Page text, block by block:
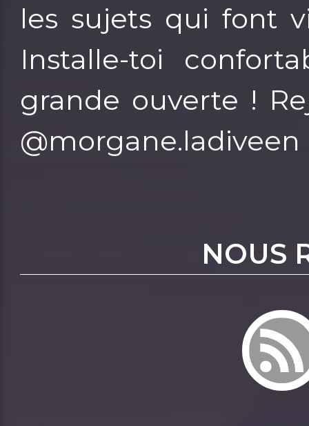
les sujets qui font
Installe-toi
grande ouverte !
@morgane.ladiveen
NOUS